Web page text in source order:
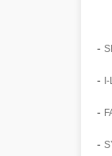
-
-
-
-